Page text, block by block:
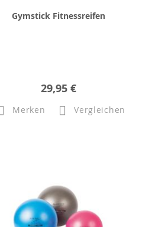
Gymstick Fitnessreifen
29,95 €
Merken Vergleichen